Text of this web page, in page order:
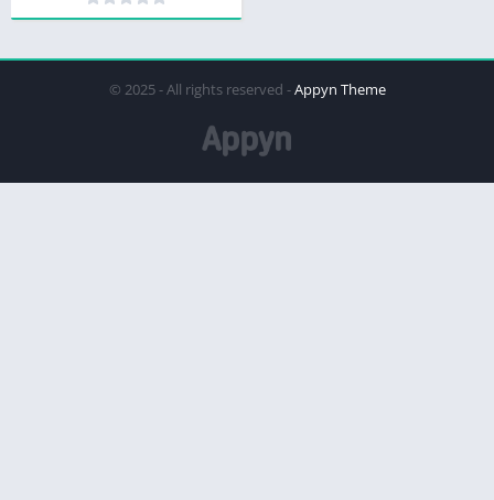
© 2025 - All rights reserved -Appyn Theme